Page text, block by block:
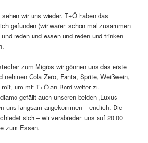
wir uns wieder. T+Ö haben das
gefunden (wir waren schon mal zusammen
reden und essen und reden und trinken
zum Migros wir gönnen uns das erste
nehmen Cola Zero, Fanta, Sprite, Weißwein,
um mit T+Ö an Bord weiter zu
gefällt auch unseren beiden „Luxus-
uns langsam angekommen – endlich. Die
sich – wir verabreden uns auf 20.00
zum Essen.